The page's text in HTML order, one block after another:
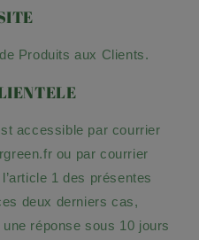
Produits aux Clients.
accessible par courrier
ou par courrier
1 des présentes
deux derniers cas,
une réponse sous 10 jours